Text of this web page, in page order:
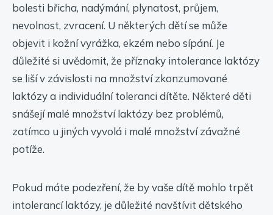
bolesti břicha, nadýmání, plynatost, průjem,
nevolnost, zvracení. U některých dětí se může
objevit i kožní vyrážka, ekzém nebo sípání. Je
důležité si uvědomit, že příznaky intolerance laktózy
se liší v závislosti na množství zkonzumované
laktózy a individuální toleranci dítěte. Některé děti
snášejí malé množství laktózy bez problémů,
zatímco u jiných vyvolá i malé množství závažné
potíže.
Pokud máte podezření, že by vaše dítě mohlo trpět
intolerancí laktózy, je důležité navštívit dětského